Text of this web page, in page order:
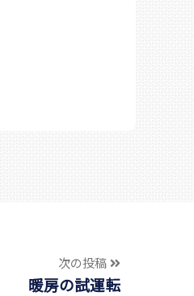
次の投稿
暖房の試運転